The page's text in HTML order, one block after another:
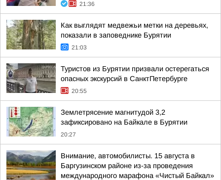
21:36
Как выглядят медвежьи метки на деревьях,
показали в заповеднике Бурятии
21:03
Туристов из Бурятии призвали остерегаться
опасных экскурсий в СанктПетербурге
20:55
Землетрясение магнитудой 3,2
зафиксировано на Байкале в Бурятии
20:27
Внимание, автомобилисты. 15 августа в
Баргузинском районе из-за проведения
международного марафона «Чистый Байкал»